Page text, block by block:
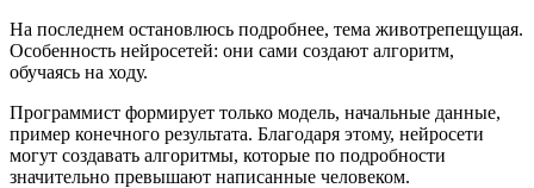
На последнем остановлюсь подробнее, тема животрепещущая.
Особенность нейросетей: они сами создают алгоритм,
обучаясь на ходу.
Программист формирует только модель, начальные данные,
пример конечного результата. Благодаря этому, нейросети
могут создавать алгоритмы, которые по подробности
значительно превышают написанные человеком.